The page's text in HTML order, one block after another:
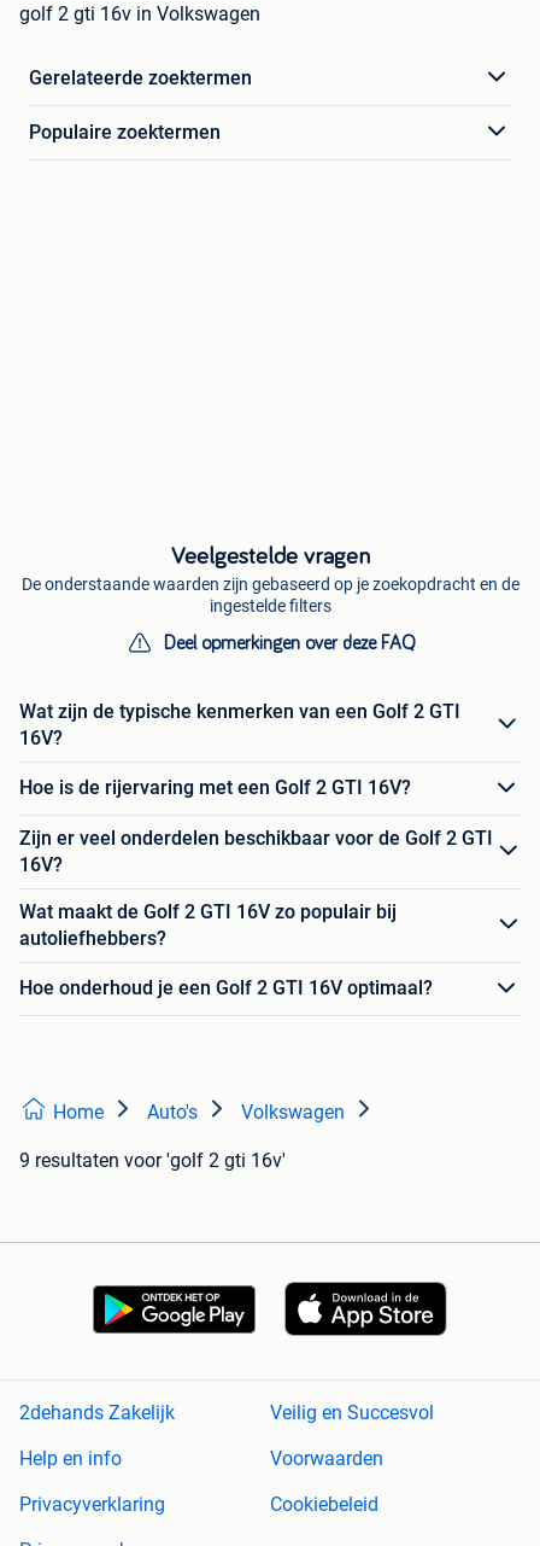
golf 2 gti 16v in Volkswagen
Gerelateerde zoektermen
Populaire zoektermen
Veelgestelde vragen
De onderstaande waarden zijn gebaseerd op je zoekopdracht en de
ingestelde filters
Deel opmerkingen over deze FAQ
Wat zijn de typische kenmerken van een Golf 2 GTI
16V?
Hoe is de rijervaring met een Golf 2 GTI 16V?
Zijn er veel onderdelen beschikbaar voor de Golf 2 GTI
16V?
Wat maakt de Golf 2 GTI 16V zo populair bij
autoliefhebbers?
Hoe onderhoud je een Golf 2 GTI 16V optimaal?
Home Auto's Volkswagen
9 resultaten voor 'golf 2 gti 16v'
2dehands Zakelijk
Veilig en Succesvol
Help en info
Voorwaarden
Privacyverklaring
Cookiebeleid